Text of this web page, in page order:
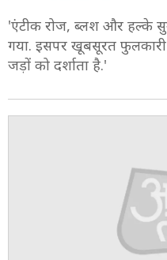
'एंटीक रोज, ब्लश और हल्के
गया. इसपर खूबसूरत फुलकारी
जड़ों को दर्शाता है.'